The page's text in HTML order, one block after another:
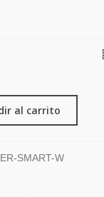
al carrito
SMART-W